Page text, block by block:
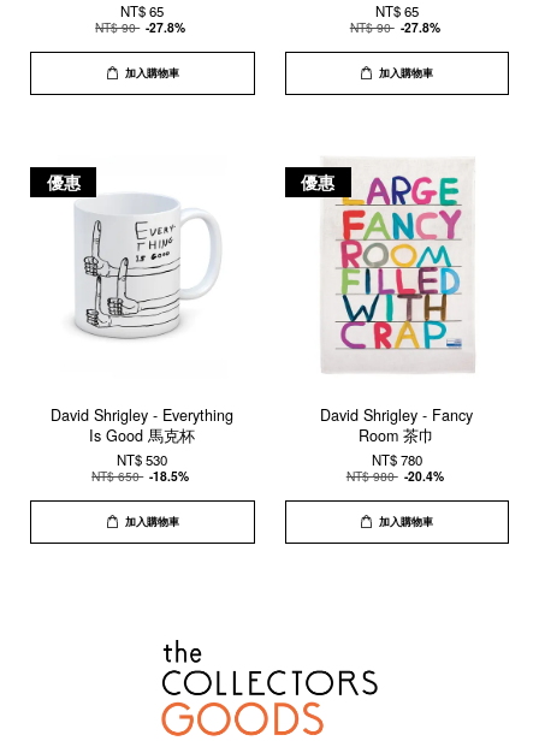
NT$ 65
NT$ 90 -27.8%
加入購物車
NT$ 65
NT$ 90 -27.8%
加入購物車
優惠
David Shrigley - Everything
Is Good 馬克杯
NT$ 530
NT$ 650 -18.5%
加入購物車
優惠
David Shrigley - Fancy
Room 茶巾
NT$ 780
NT$ 980 -20.4%
加入購物車